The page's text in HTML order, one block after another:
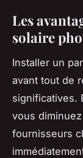
Les
solaire
Installer un
avant tout de
significatives.
vous
fournisseurs